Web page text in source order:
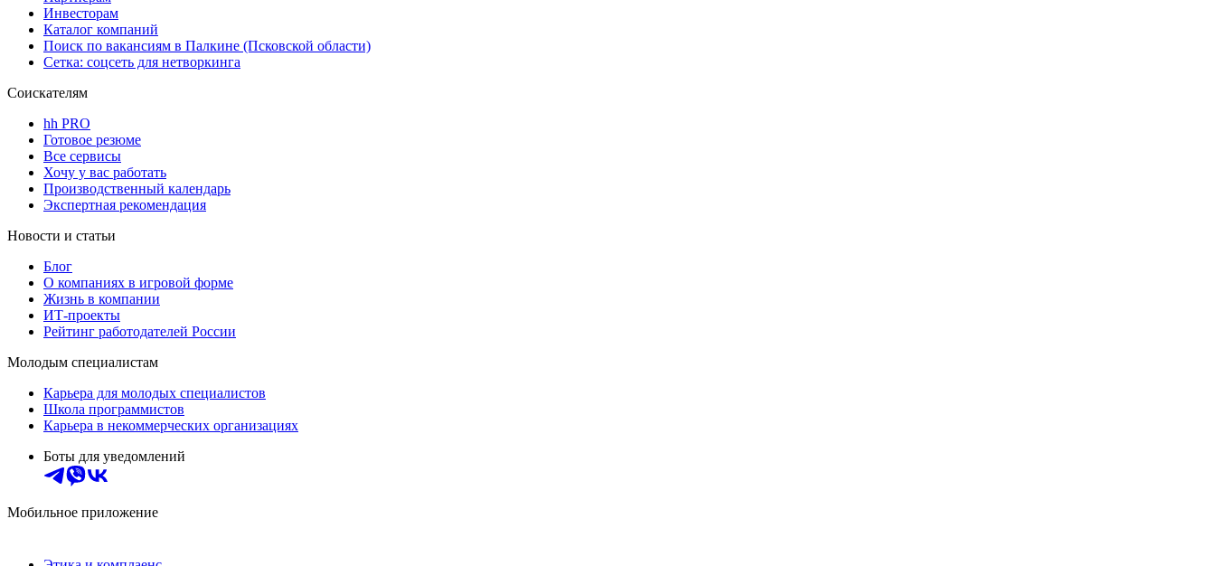
Инвесторам
Каталог компаний
Поиск по вакансиям в Палкине (Псковской области)
Сетка: соцсеть для нетворкинга
Соискателям
hh PRO
Готовое резюме
Все сервисы
Хочу у вас работать
Производственный календарь
Экспертная рекомендация
Новости и статьи
Блог
О компаниях в игровой форме
Жизнь в компании
ИТ-проекты
Рейтинг работодателей России
Молодым специалистам
Карьера для молодых специалистов
Школа программистов
Карьера в некоммерческих организациях
Боты для уведомлений
Мобильное приложение